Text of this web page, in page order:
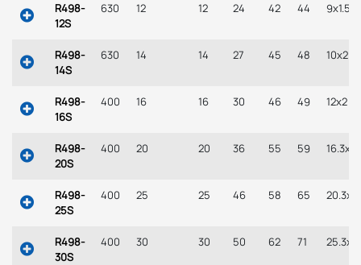
R498-
12S
630 12 12 24 42 44 9x1.5
R498-
14S
630 14 14 27 45 48 10x2
R498-
16S
400 16 16 30 46 49 12x2
R498-
20S
400 20 20 36 55 59
R498-
25S
400 25 25 46 58 65
R498-
30S
400 30 30 50 62 71